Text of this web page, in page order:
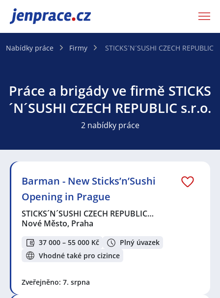
JenPráce.cz
Nabídky práce Firmy STICKS´N´SUSHI CZECH REPUBLIC
Práce a brigády ve firmě STICKS
´N´SUSHI CZECH REPUBLIC s.r.o.
2 nabídky práce
Barman - New Sticks’n’Sushi
Opening in Prague
STICKS´N´SUSHI CZECH REPUBLIC…
Nové Město, Praha
37 000 – 55 000 Kč
Plný úvazek
Vhodné také pro cizince
Zveřejněno: 7. srpna